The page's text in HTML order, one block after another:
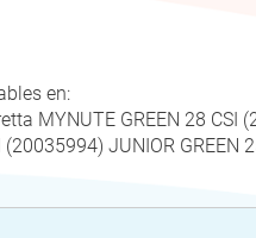
en:
MYNUTE GREEN 28 CSI
JUNIOR GREEN